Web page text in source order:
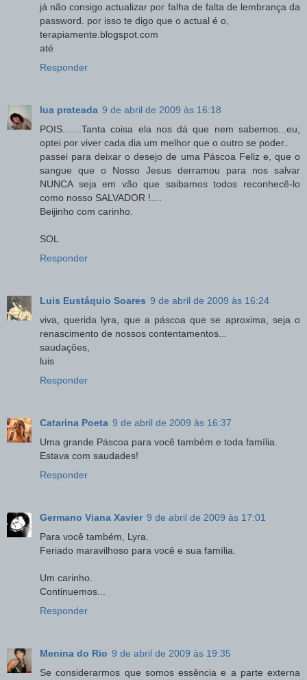
já não consigo actualizar por falha de falta de lembrança da
password. por isso te digo que o actual é o,
terapiamente.blogspot.com
até
Responder
lua prateada 9 de abril de 2009 às 16:18
POIS.......Tanta coisa ela nos dá que nem sabemos...eu,
optei por viver cada dia um melhor que o outro se poder..
passei para deixar o desejo de uma Páscoa Feliz e, que o
sangue que o Nosso Jesus derramou para nos salvar
NUNCA seja em vão que saibamos todos reconhecê-lo
como nosso SALVADOR !....
Beijinho com carinho.
SOL
Responder
Luis Eustáquio Soares 9 de abril de 2009 às 16:24
viva, querida lyra, que a páscoa que se aproxima, seja o
renascimento de nossos contentamentos...
saudações,
luis
Responder
Catarina Poeta 9 de abril de 2009 às 16:37
Uma grande Páscoa para você também e toda família.
Estava com saudades!
Responder
Germano Viana Xavier 9 de abril de 2009 às 17:01
Para você também, Lyra.
Feriado maravilhoso para você e sua família.
Um carinho.
Continuemos...
Responder
Menina do Rio 9 de abril de 2009 às 19:35
Se considerarmos que somos essência e a parte externa